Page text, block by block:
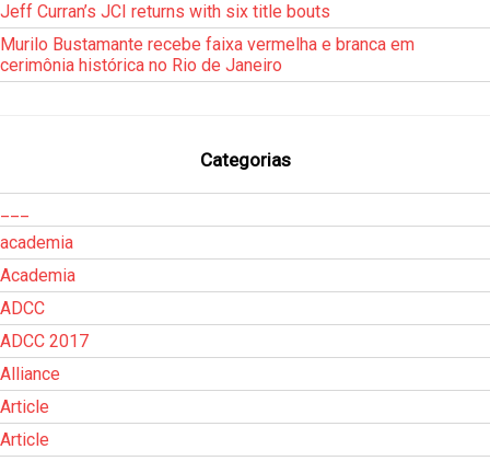
Jeff Curran’s JCI returns with six title bouts
Murilo Bustamante recebe faixa vermelha e branca em
cerimônia histórica no Rio de Janeiro
Categorias
academia
Academia
ADCC
ADCC 2017
Alliance
Article
Article